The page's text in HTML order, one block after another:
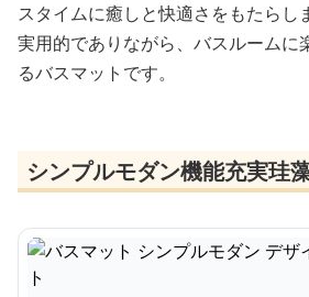
スタイムに癒しと快適さをもたらし
実用的でありながら、バスルームに
るバスマットです。
シンプルモダン機能充実珪